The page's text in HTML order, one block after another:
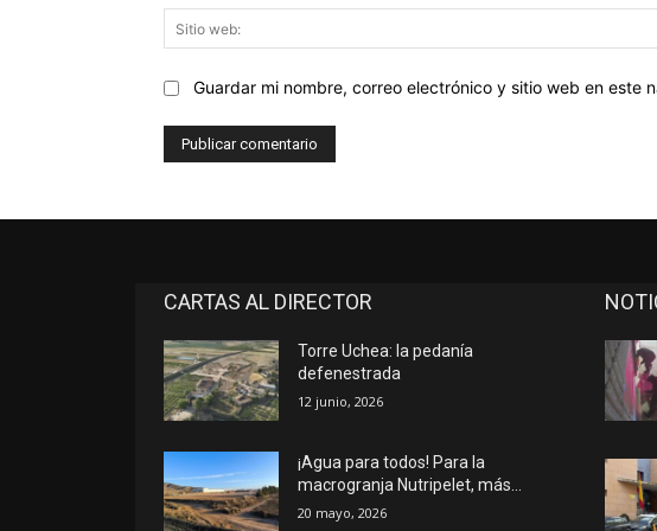
Guardar mi nombre, correo electrónico y sitio web en este
CARTAS AL DIRECTOR
Torre Uchea: la pedanía
defenestrada
12 junio, 2026
¡Agua para todos! Para la
macrogranja Nutripelet, más…
20 mayo, 2026